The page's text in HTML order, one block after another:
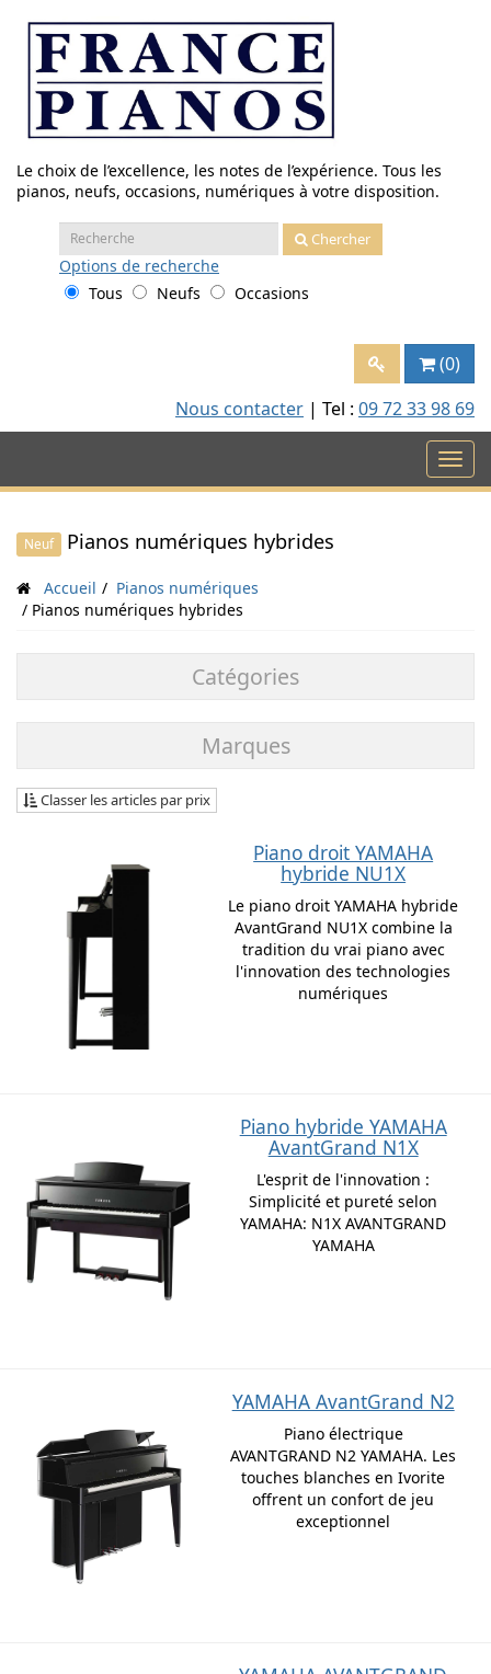
contenu
Le choix de l’excellence, les notes de l’expérience. Tous les
pianos, neufs, occasions, numériques à votre disposition.
Recherche
:
Chercher
Options de recherche
Tous
Neufs Occasions
(0)
Nous contacter | Tel : 09 72 33 98 69
Neuf Pianos numériques hybrides
Accueil
Pianos numériques
Pianos numériques hybrides
Catégories
Marques
Classer les articles par prix
Piano droit YAMAHA
hybride NU1X
Le piano droit YAMAHA hybride
AvantGrand NU1X combine la
tradition du vrai piano avec
l'innovation des technologies
numériques
Piano hybride YAMAHA
AvantGrand N1X
L'esprit de l'innovation :
Simplicité et pureté selon
YAMAHA: N1X AVANTGRAND
YAMAHA
YAMAHA AvantGrand N2
Piano électrique
AVANTGRAND N2 YAMAHA. Les
touches blanches en Ivorite
offrent un confort de jeu
exceptionnel